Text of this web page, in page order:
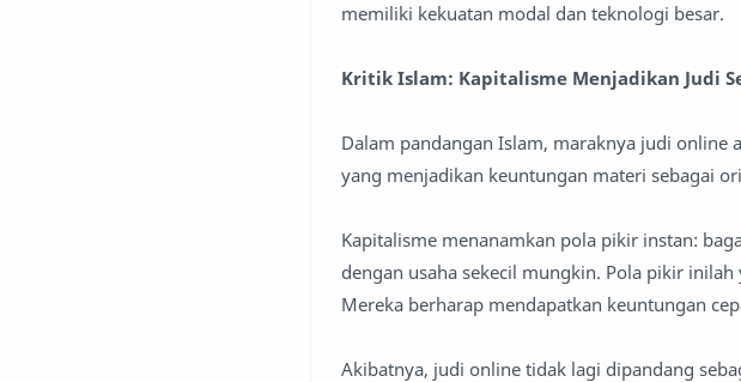
memiliki kekuatan modal dan teknologi besar.
Kritik Islam: Kapitalisme Menjadikan Judi
Dalam pandangan Islam, maraknya judi online
yang menjadikan keuntungan materi sebagai
Kapitalisme menanamkan pola pikir instan:
dengan usaha sekecil mungkin. Pola pikir
Mereka berharap mendapatkan keuntungan
Akibatnya, judi online tidak lagi dipandang